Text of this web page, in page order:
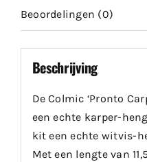
Beoordelingen (0)
Beschrijving
De Colmic ‘Pronto
een echte karper-
kit een echte witvis-
Met een lengte van